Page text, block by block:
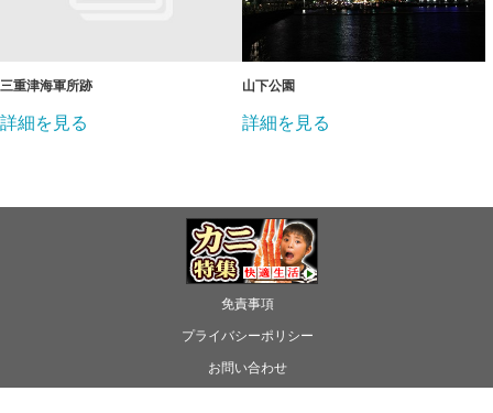
三重津海軍所跡
詳細を見る
山下公園
詳細を見る
免責事項
プライバシーポリシー
お問い合わせ